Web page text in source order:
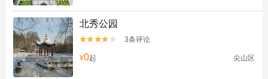
北秀公园

 3条评论
¥0起 尖山区